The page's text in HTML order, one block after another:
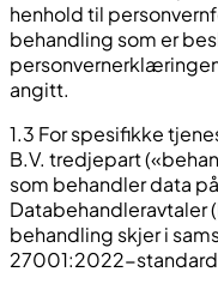
henhold til
behandling som er
angitt.
1.3 For spesifikke
B.V. tredjepart
som behandler data
Databehandleravtaler
behandling skjer i
27001:2022-